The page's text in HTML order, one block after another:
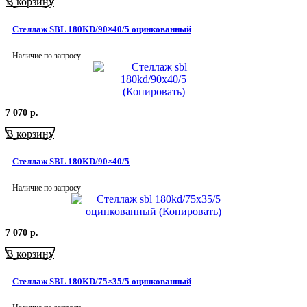
Стеллаж SBL 180KD/90×40/5 оцинкованный
Наличие по запросу
7 070 р.
В корзину
Стеллаж SBL 180KD/90×40/5
Наличие по запросу
7 070 р.
В корзину
Стеллаж SBL 180KD/75×35/5 оцинкованный